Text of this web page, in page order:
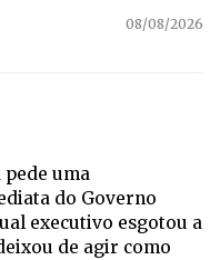
08/08/2026
pede uma
do Governo
executivo esgotou a
de agir como